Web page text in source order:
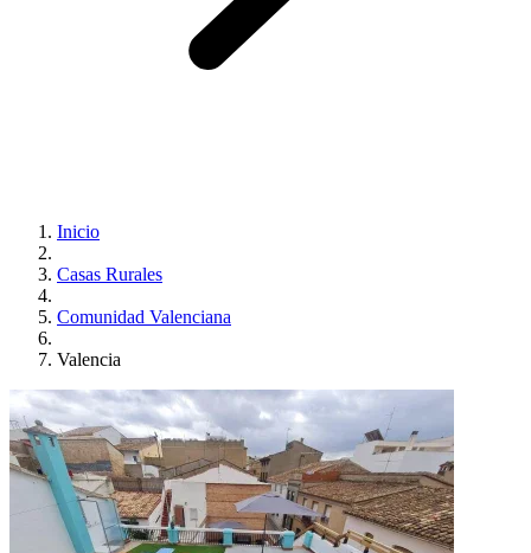
Inicio
Casas Rurales
Comunidad Valenciana
Valencia